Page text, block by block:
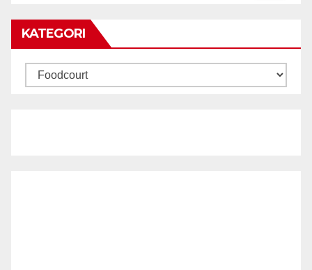
KATEGORI
KATEGORI